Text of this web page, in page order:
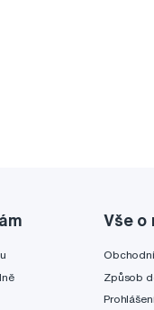
Vše o
Způsob